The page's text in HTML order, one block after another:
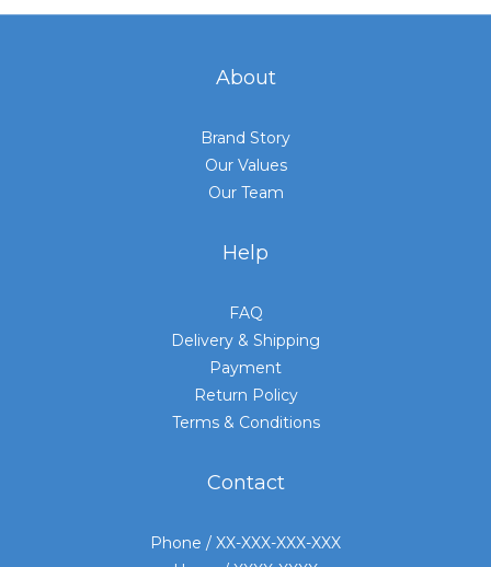
About
Brand Story
Our Values
Our Team
Help
FAQ
Delivery & Shipping
Payment
Return Policy
Terms & Conditions
Contact
Phone / XX-XXX-XXX-XXX